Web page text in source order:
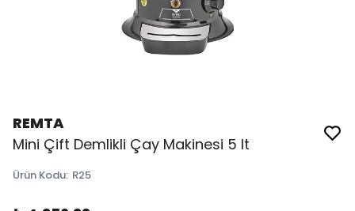
REMTA
Mini Çift Demlikli Çay Makinesi 5 lt
Ürün Kodu: R25